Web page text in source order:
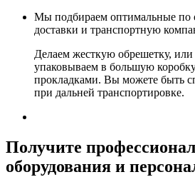
Мы подбираем оптимальные по
доставки и транспортную
Делаем жесткую обрешетку,
упаковываем в большую
прокладками. Вы можете быть
при дальней транспортировке.
Получите
оборудования и